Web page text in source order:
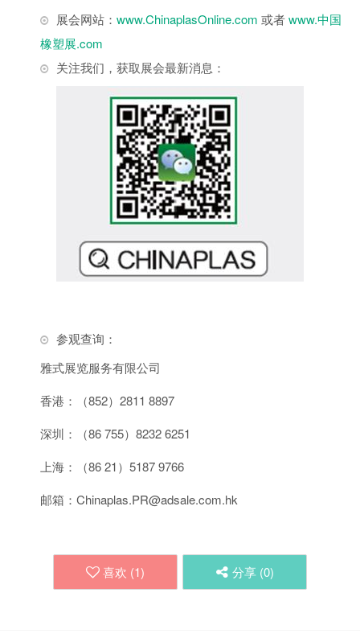
展会网站： www.ChinaplasOnline.com 或者www.中国
橡塑展.com
关注我们，获取展会最新消息：
参观查询：
雅式展览服务有限公司
香港：（852）2811 8897
深圳：（86 755）8232 6251
上海：（86 21）5187 9766
邮箱：Chinaplas.PR@adsale.com.hk
喜欢 (1) 分享 (0)